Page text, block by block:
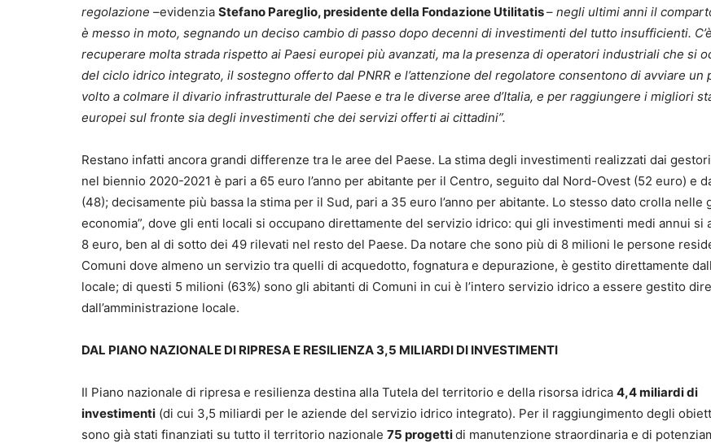
regolazione –evidenzia Stefano Pareglio, presidente della Fondazione Utilitatis– negli ultimi anni il
è messo in moto, segnando un deciso cambio di passo dopo decenni di investimenti del tutto insufficienti.
recuperare molta strada rispetto ai Paesi europei più avanzati, ma la presenza di operatori industriali che si
del ciclo idrico integrato, il sostegno offerto dal PNRR e l’attenzione del regolatore consentono di avviare un
volto a colmare il divario infrastrutturale del Paese e tra le diverse aree d’Italia, e per raggiungere i migliori
europei sul fronte sia degli investimenti che dei servizi offerti ai cittadini”.
Restano infatti ancora grandi differenze tra le aree del Paese. La stima degli investimenti realizzati dai
nel biennio 2020-2021 è pari a 65 euro l’anno per abitante per il Centro, seguito dal Nord-Ovest (52 euro) e
(48); decisamente più bassa la stima per il Sud, pari a 35 euro l’anno per abitante. Lo stesso dato crolla nelle
economia”, dove gli enti locali si occupano direttamente del servizio idrico: qui gli investimenti medi annui si
8 euro, ben al di sotto dei 49 rilevati nel resto del Paese. Da notare che sono più di 8 milioni le persone
Comuni dove almeno un servizio tra quelli di acquedotto, fognatura e depurazione, è gestito direttamente
locale; di questi 5 milioni (63%) sono gli abitanti di Comuni in cui è l’intero servizio idrico a essere gestito
dall’amministrazione locale.
DAL PIANO NAZIONALE DI RIPRESA E RESILIENZA 3,5 MILIARDI DI INVESTIMENTI
Il Piano nazionale di ripresa e resilienza destina alla Tutela del territorio e della risorsa idrica 4,4 miliardi di
investimenti (di cui 3,5 miliardi per le aziende del servizio idrico integrato). Per il raggiungimento degli
sono già stati finanziati su tutto il territorio nazionale 75 progettidi manutenzione straordinaria e di